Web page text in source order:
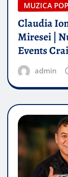
MUZICA
Claudia
Miresei |
Events
admin